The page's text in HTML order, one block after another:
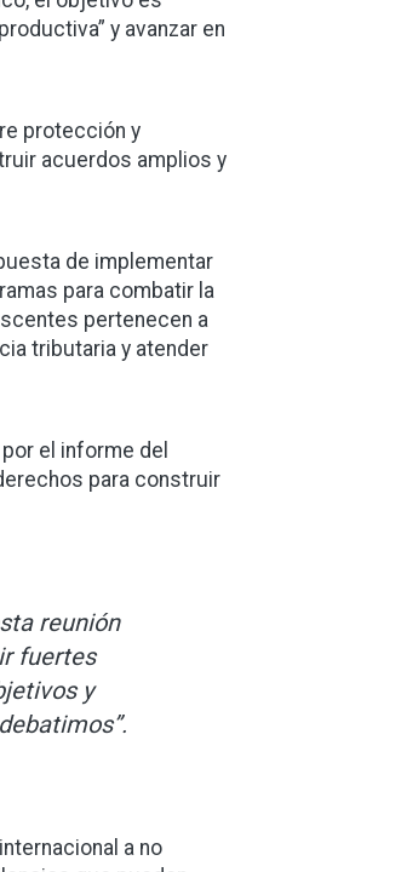
y avanzar en
protección y
acuerdos amplios y
de implementar
para combatir la
pertenecen a
tributaria y atender
el informe del
para construir
reunión
fuertes
y
a no